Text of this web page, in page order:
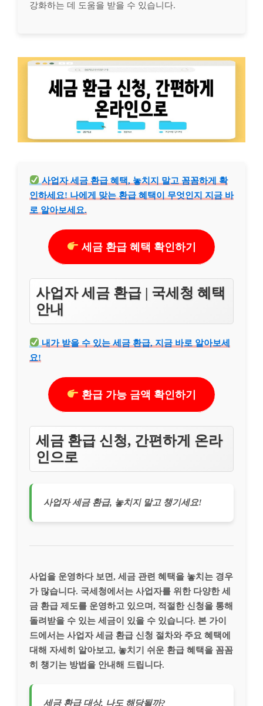
강화하는 데 도움을 받을 수 있습니다.
사업자 세금 환급 혜택, 놓치지 말고 꼼꼼하게 확
인하세요! 나에게 맞는 환급 혜택이 무엇인지 지금 바
로 알아보세요.
세금 환급 혜택 확인하기
사업자 세금 환급 | 국세청 혜택
안내
내가 받을 수 있는 세금 환급, 지금 바로 알아보세
요!
환급 가능 금액 확인하기
세금 환급 신청, 간편하게 온라
인으로
사업자 세금 환급, 놓치지 말고 챙기세요!
사업을 운영하다 보면, 세금 관련 혜택을 놓치는 경우
가 많습니다. 국세청에서는 사업자를 위한 다양한 세
금 환급 제도를 운영하고 있으며, 적절한 신청을 통해
돌려받을 수 있는 세금이 있을 수 있습니다. 본 가이
드에서는 사업자 세금 환급 신청 절차와 주요 혜택에
대해 자세히 알아보고, 놓치기 쉬운 환급 혜택을 꼼꼼
히 챙기는 방법을 안내해 드립니다.
세금 환급 대상, 나도 해당될까?